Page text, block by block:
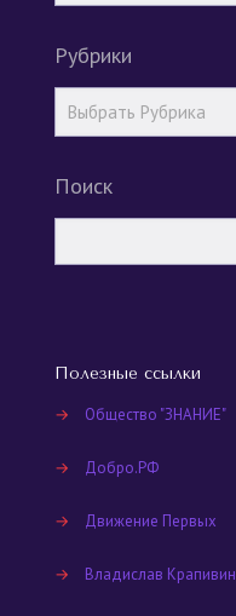
Рубрики
Поиск
Полезные ссылки
→ Общество "ЗНАНИЕ"
→ Добро.РФ
→ Движение Первых
→ Владислав Крапивин